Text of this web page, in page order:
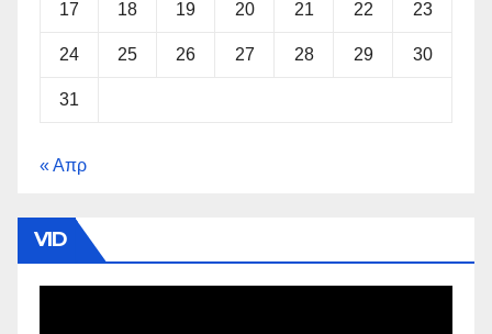
17 18 19 20 21 22 23
24 25 26 27 28 29 30
31
« Απρ
VID